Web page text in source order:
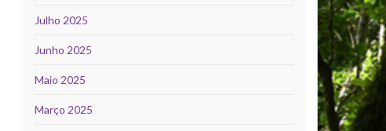
Julho 2025
Junho 2025
Maio 2025
Março 2025